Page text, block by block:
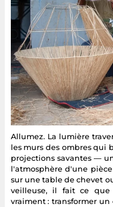
Allumez. La lumière
les murs des ombres qui
projections savantes —
l'atmosphère d'une
sur une table de chevet
veilleuse, il fait ce que
vraiment : transformer un